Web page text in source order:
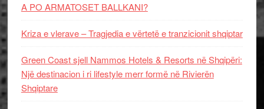
A PO ARMATOSET BALLKANI?
Kriza e vlerave – Tragjedia e vërtetë e tranzicionit shqiptar
Green Coast sjell Nammos Hotels & Resorts në Shqipëri:
Një destinacion i ri lifestyle merr formë në Rivierën
Shqiptare